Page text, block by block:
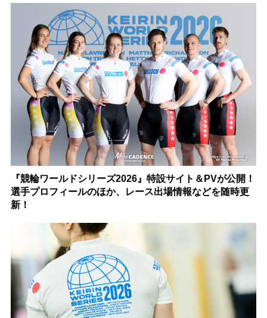
『競輪ワールドシリーズ2026』特設サイト＆PVが公開！
選手プロフィールのほか、レース出場情報などを随時更
新！